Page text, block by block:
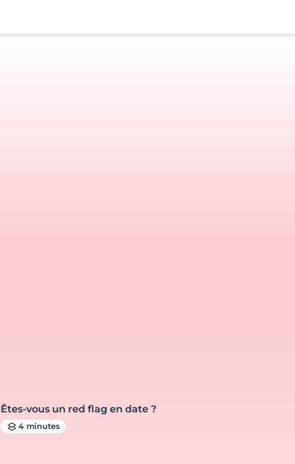
Êtes-vous un red flag en date ?
4 minutes